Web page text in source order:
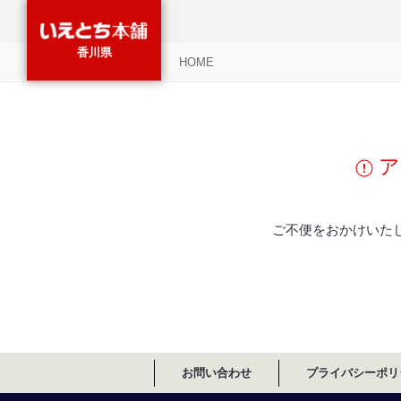
香川県
HOME
ア
ご不便をおかけいた
お問い合わせ プライバシーポ